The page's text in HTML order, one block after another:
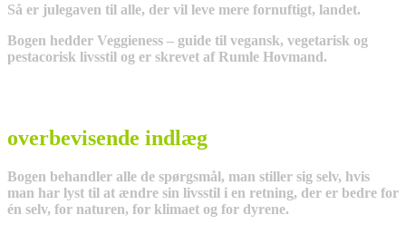
Så er julegaven til alle, der vil leve mere fornuftigt, landet.
Bogen hedder Veggieness – guide til vegansk, vegetarisk og
pestacorisk livsstil og er skrevet af Rumle Hovmand.
overbevisende indlæg
Bogen behandler alle de spørgsmål, man stiller sig selv, hvis
man har lyst til at ændre sin livsstil i en retning, der er bedre for
én selv, for naturen, for klimaet og for dyrene.